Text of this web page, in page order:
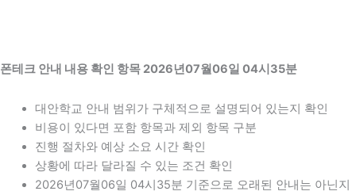
폰테크 안내 내용 확인 항목 2026년07월06일 04시35분
대안학교 안내 범위가 구체적으로 설명되어 있는지 확인
비용이 있다면 포함 항목과 제외 항목 구분
진행 절차와 예상 소요 시간 확인
상황에 따라 달라질 수 있는 조건 확인
2026년07월06일 04시35분 기준으로 오래된 안내는 아닌지